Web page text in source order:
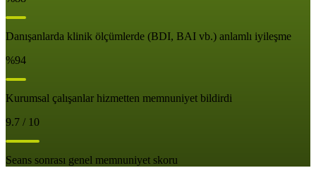
Danışanlarda klinik ölçümlerde (BDI, BAI vb.) anlamlı iyileşme
%94
Kurumsal çalışanlar hizmetten memnuniyet bildirdi
9.7 / 10
Seans sonrası genel memnuniyet skoru